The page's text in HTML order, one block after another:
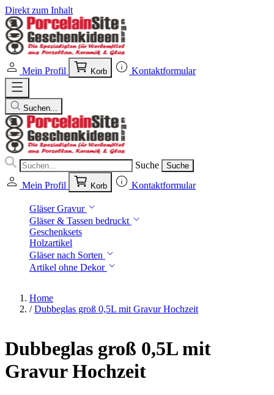
Direkt zum Inhalt
Mein Profil Korb Kontaktformular
Suchen...
Suche Suche
Mein Profil Korb Kontaktformular
Gläser Gravur
Gläser & Tassen bedruckt
Geschenksets
Holzartikel
Gläser nach Sorten
Artikel ohne Dekor
Home
/ Dubbeglas groß 0,5L mit Gravur Hochzeit
Dubbeglas groß 0,5L mit
Gravur Hochzeit